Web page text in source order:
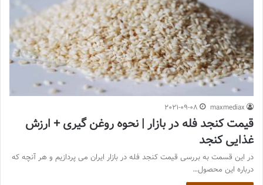
maxmediax
2021-09-08
قیمت کنجد فله در بازار | نحوه روغن گیری + ارزش
غذایی کنجد
در این قسمت به بررسی قیمت کنجد فله در بازار ایران می پردازیم و هر آنچه که
درباره این محصول…